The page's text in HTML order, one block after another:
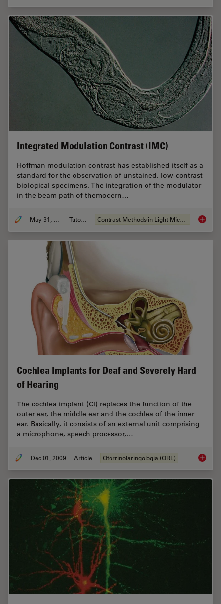
Integrated Modulation Contrast (IMC)
Hoffman modulation contrast has established itself as a
standard for the observation of unstained, low-contrast
biological specimens. The integration of the modulator
in the beam path of themodern…
May 31, 2011 Tutorial Contrast Methods in Light Microscopy
Cochlea Implants for Deaf and Severely Hard
of Hearing
The cochlea implant (CI) replaces the function of the
outer ear, the middle ear and the ­cochlea of the inner
ear. Basically, it consists of an external unit comprising
a microphone, speech processor,…
Dec 01, 2009 Article Otorrinolaringologia (ORL)